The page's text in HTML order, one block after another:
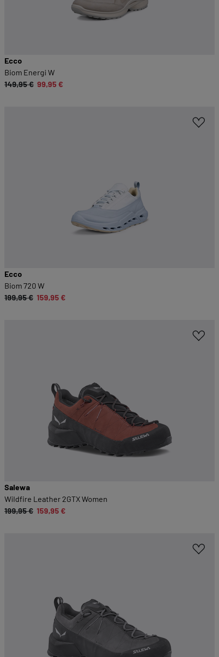
Ecco
Biom Energi W
149,95 € 99,95 €
Ecco
Biom 720 W
199,95 € 159,95 €
Salewa
Wildfire Leather 2GTX Women
199,95 € 159,95 €